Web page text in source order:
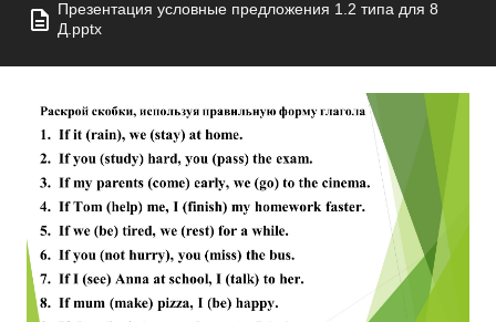
Презентация условные предложения 1.2 типа для 8
Д.pptx